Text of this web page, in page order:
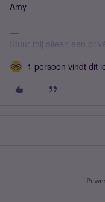
Amy
Stuur mij alleen een
1 persoon vindt dit